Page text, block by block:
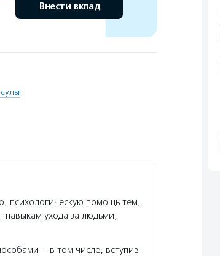
Внести вклад
психологическую помощь тем,
навыкам ухода за людьми,
– в том числе, вступив